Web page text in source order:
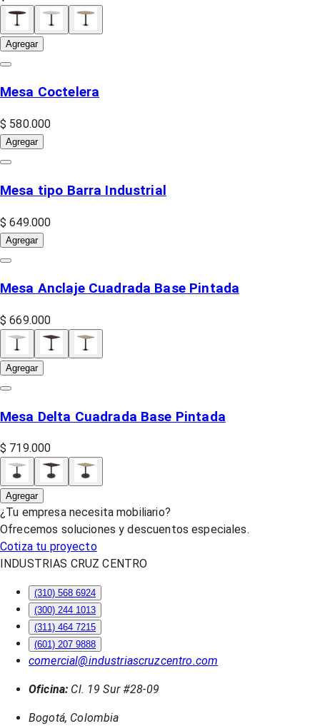
Agregar
Mesa Coctelera
$ 580.000
Agregar
Mesa tipo Barra Industrial
$ 649.000
Agregar
Mesa Anclaje Cuadrada Base Pintada
$ 669.000
Agregar
Mesa Delta Cuadrada Base Pintada
$ 719.000
Agregar
¿Tu empresa necesita mobiliario?
Ofrecemos soluciones y descuentos especiales.
Cotiza tu proyecto
INDUSTRIAS CRUZ CENTRO
(310) 568 6924
(300) 244 1013
(311) 464 7215
(601) 207 9888
comercial@industriascruzcentro.com
Oficina: Cl. 19 Sur #28-09
Bogotá, Colombia